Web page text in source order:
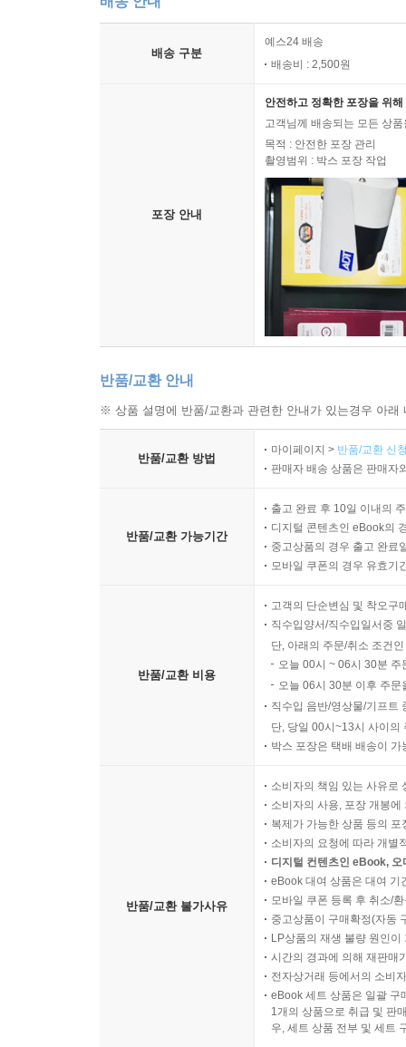
배송 구분
예스24 배송
배송비 : 2,500원
포장 안내
안전하고 정확한 포장을 위
고객님께 배송되는 모든 상
목적 : 안전한 포장 관리
촬영범위 : 박스 포장 작업
반품/교환 안내
※ 상품 설명에 반품/교환과 관련한 안내가 있는경우 아
반품/교환 방법
마이페이지 > 반품/교환 신
판매자 배송 상품은 판매자
반품/교환 가능기간
출고 완료 후 10일 이내의
디지털 콘텐츠인 eBook의
중고상품의 경우 출고 완료
모바일 쿠폰의 경우 유효기
반품/교환 비용
고객의 단순변심 및 착오구
직수입양서/직수입일서중
단, 아래의 주문/취소 조건
오늘 00시 ~ 06시 30분
오늘 06시 30분 이후 주
직수입 음반/영상물/기프트
단, 당일 00시~13시 사이의
박스 포장은 택배 배송이
반품/교환 불가사유
소비자의 책임 있는 사유로
소비자의 사용, 포장 개봉
복제가 가능한 상품 등의
소비자의 요청에 따라 개별
디지털 컨텐츠인 eBook,
eBook 대여 상품은 대여 기
모바일 쿠폰 등록 후 취소/
중고상품이 구매확정(자동
LP상품의 재생 불량 원인
시간의 경과에 의해 재판매
전자상거래 등에서의 소비
eBook 세트 상품은 일괄 구
1개의 상품으로 취급 및 판
우, 세트 상품 전부 및 세트